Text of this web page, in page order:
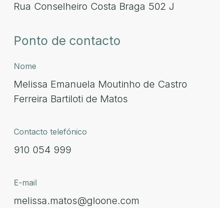
Rua Conselheiro Costa Braga 502 J
Ponto de contacto
Nome
Melissa Emanuela Moutinho de Castro
Ferreira Bartiloti de Matos
Contacto telefónico
910 054 999
E-mail
melissa.matos@gloone.com